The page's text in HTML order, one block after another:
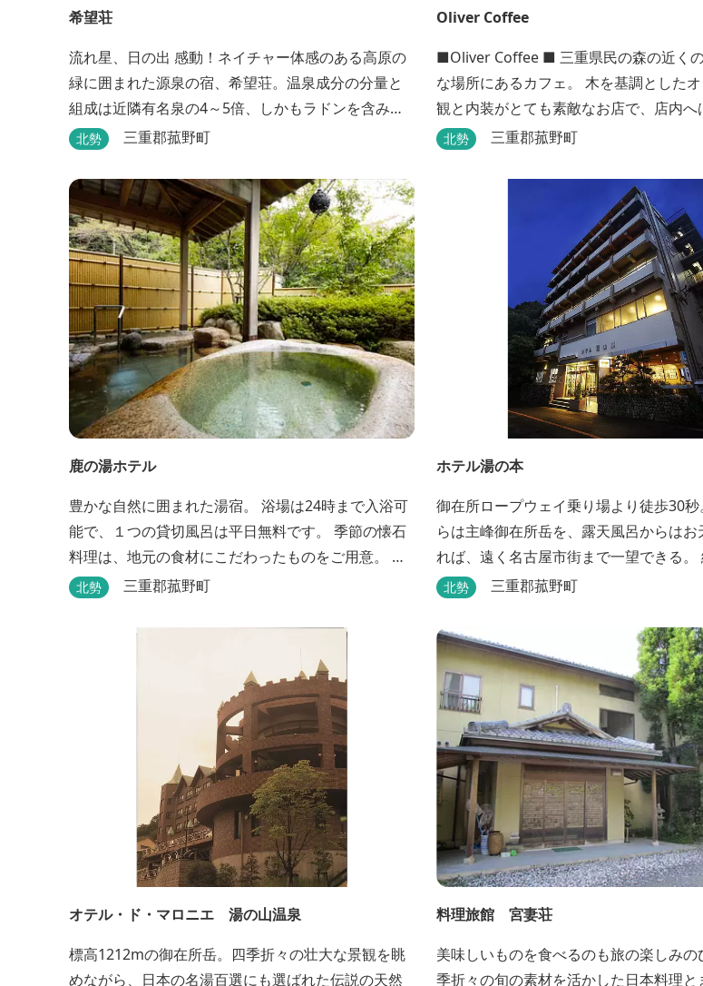
希望荘
流れ星、日の出 感動！ネイチャー体感のある高原の
緑に囲まれた源泉の宿、希望荘。温泉成分の分量と
組成は近隣有名泉の4～5倍、しかもラドンを含み療
養泉としての適応症は抜群です。明日の健康に、ご
さい。 熱気浴ラドンの泉も新たにオープン！ぜひご
利用ください。
北勢 三重郡菰野町
Oliver Coffee
■Oliver Coffee ■ 三重県民の森の近くの、自然豊か
な場所にあるカフェ。 木を基調とした
観と内装がとても素敵なお店で、店内へ
に履き替えて入りますのでリラックスし
ス席などがあり、お子様連れでも入りや
くり過ごすことができます。
北勢 三重郡菰野町
鹿の湯ホテル
豊かな自然に囲まれた湯宿。 浴場は24時まで入浴可
能で、１つの貸切風呂は平日無料です。 季節の懐石
料理は、地元の食材にこだわったものをご用意。 わ
んちゃんお預かり所の設備も充実です。 女将手作り
浴場の脱衣所に最新の高機能換気設備を導入いたし
北勢 三重郡菰野町
ホテル湯の本
御在所ロープウェイ乗り場より徒歩30
らは主峰御在所岳を、露天風呂からはお
れば、遠く名古屋市街まで一望できる。
呂で日頃の疲れを癒してください。
北勢 三重郡菰野町
オテル・ド・マロニエ 湯の山温泉
標高1212mの御在所岳。四季折々の壮大な景観を眺
めながら、日本の名湯百選にも選ばれた伝説の天然
料理旅館 宮妻荘
美味しいものを食べるのも旅の楽しみの
季折々の旬の素材を活かした日本料理と